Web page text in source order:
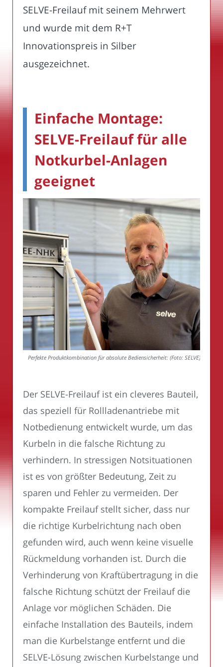
SELVE-Freilauf mit seinem Mehrwert
und wurde mit dem R+T
Innovationspreis in Silber
ausgezeichnet.
Einfache Montage:
SELVE-Freilauf für alle
Notkurbel-Anlagen
geeignet
Perfekte Produktkombination für absolute Bediensicherheit: (Foto: SELVE)
Der SELVE-Freilauf ist ein cleveres Bauteil,
das speziell für Rollladenantriebe mit
Notbedienung entwickelt wurde, um das
Kurbeln in die falsche Richtung zu
verhindern. In stressigen Notsituationen
ist es von größter Bedeutung, Zeit zu
sparen und Fehler zu vermeiden. Der
kompakte Freilauf stellt sicher, dass nur
die richtige Kurbelrichtung nach oben
gefunden wird, auch wenn keine visuelle
Rückmeldung vorhanden ist. Durch die
Verhinderung von Kraftübertragung in die
falsche Richtung schützt der Freilauf die
Anlage vor möglichen Schäden. Die
einfache Installation des Bauteils, indem
man die Kurbelstange entfernt und die
SELVE-Lösung zwischen Kurbelstange und